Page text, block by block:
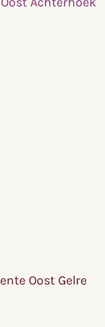
Oost Gelre